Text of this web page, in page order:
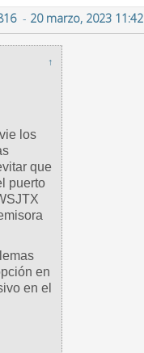
- 20 marzo, 2023 11:42
↑
los
que
puerto
en
en el